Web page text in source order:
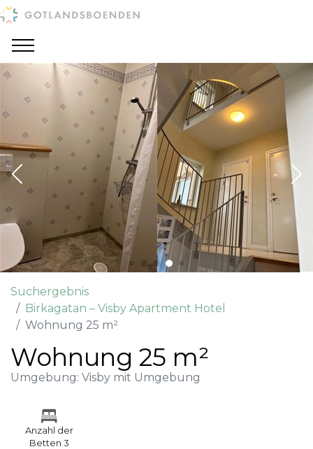
Suchergebnis
Birkagatan – Visby Apartment Hotel
Wohnung 25 m²
Wohnung 25 m²
Umgebung: Visby mit Umgebung
Anzahl der
Betten 3